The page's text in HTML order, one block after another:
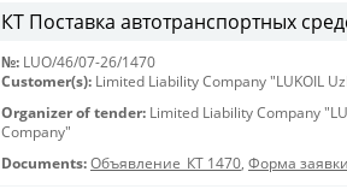
КТ Поставка автотранспортных
№: LUO/46/07-26/1470
Customer(s): Limited Liability Company "LUKOIL
Organizer of tender: Limited Liability Company
Company"
Documents: Объявление_КТ 1470, Форма